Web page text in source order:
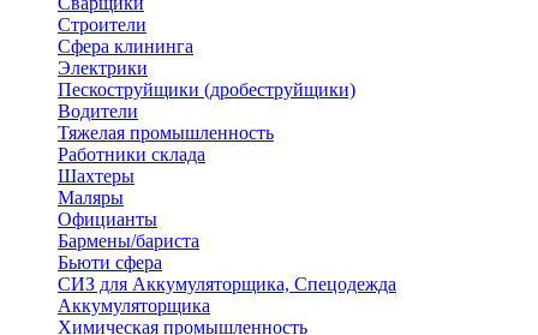
Строители
Сфера клининга
Электрики
Пескоструйщики (дробеструйщики)
Водители
Тяжелая промышленность
Работники склада
Шахтеры
Маляры
Официанты
Бармены/бариста
Бьюти сфера
СИЗ для Аккумуляторщика, Спецодежда
Аккумуляторщика
Химическая промышленность